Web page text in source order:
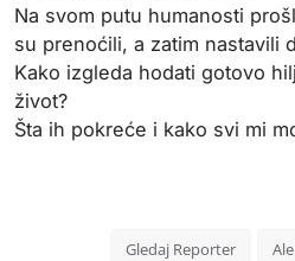
Na svom putu humanosti
su prenoćili, a zatim nastavili
Kako izgleda hodati gotovo
život?
Šta ih pokreće i kako svi mi
Gledaj Reporter